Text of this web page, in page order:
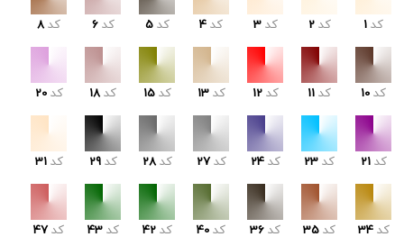
کد 1 کد 2 کد 3 کد 4 کد 5 کد 6 کد 8
کد 10 کد 11 کد 12 کد 13 کد 15 کد 18 کد 20
کد 21 کد 23 کد 24 کد 27 کد 28 کد 29 کد 31
کد 34 کد 35 کد 36 کد 40 کد 42 کد 43 کد 47